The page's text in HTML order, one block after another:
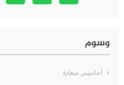
وسوم
أحاسيس مبعثرة